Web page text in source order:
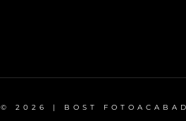
© 2026 | BOST